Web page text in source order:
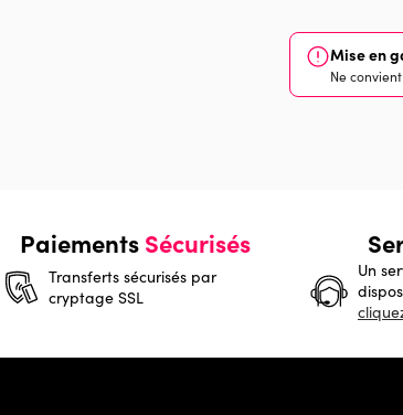
Mise en
Ne
PaiementsSécurisés
Transferts sécurisés par
cryptage SSL
Un